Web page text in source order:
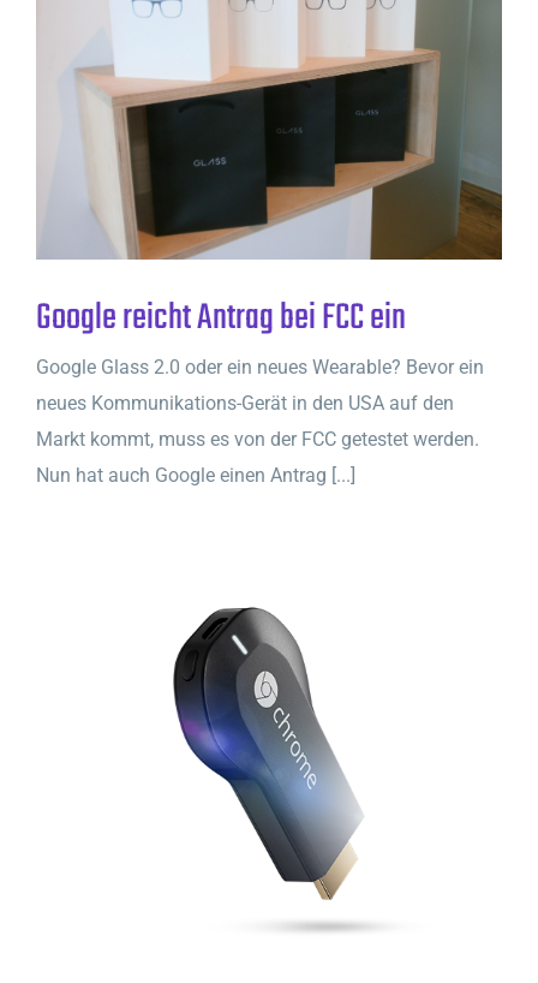
Google reicht Antrag bei FCC ein
Google Glass 2.0 oder ein neues Wearable? Bevor ein
neues Kommunikations-Gerät in den USA auf den
Markt kommt, muss es von der FCC getestet werden.
Nun hat auch Google einen Antrag [...]